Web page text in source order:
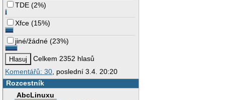
TDE (2%)
Xfce (15%)
jiné/žádné (23%)
Celkem 2352 hlasů
Komentářů: 30 , poslední 3.4. 20:20
Rozcestník
AbcLinuxu